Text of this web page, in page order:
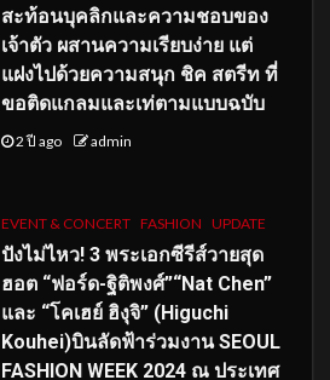
สะท้อนบุคลิกและความชอบของ
เจ้าตัว ผสานความเรียบง่าย แต่
แฝงไปด้วยความสนุก ชิค สตรีท ที่
ขอติดแกลมและเท่ตามแบบฉบับ
2 ปี ago admin
EVENT & CONCERT FASHION UPDATE
ปังไม่ไหว! 3 พระเอกซีรีส์วายสุด
ฮอต “ฟอร์ด-ฐิติพงศ์”“Nat Chen”
และ “โคเฮย์ ฮิงุจิ” (Higuchi
Kouhei)บินลัดฟ้าร่วมงาน SEOUL
FASHION WEEK 2024 ณ ประเทศ